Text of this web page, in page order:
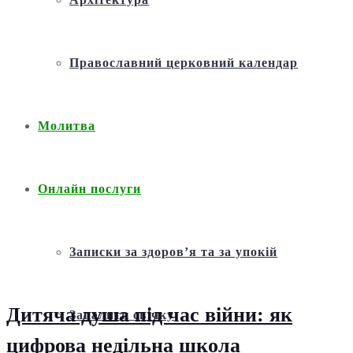
Православний церковний календар
Молитва
Онлайн послуги
Записки за здоров’я та за упокій
Запалити свічку
Дитяча душа під час війни: як
цифрова недільна школа